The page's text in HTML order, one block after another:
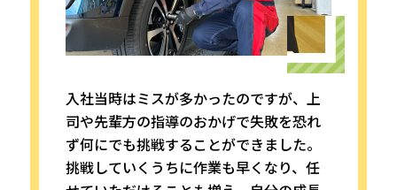
入社当時はミスが多かったのですが、上
司や先輩方の指導のおかげで失敗を恐れ
ず何にでも挑戦することができました。
挑戦していくうちに作業も早くなり、任